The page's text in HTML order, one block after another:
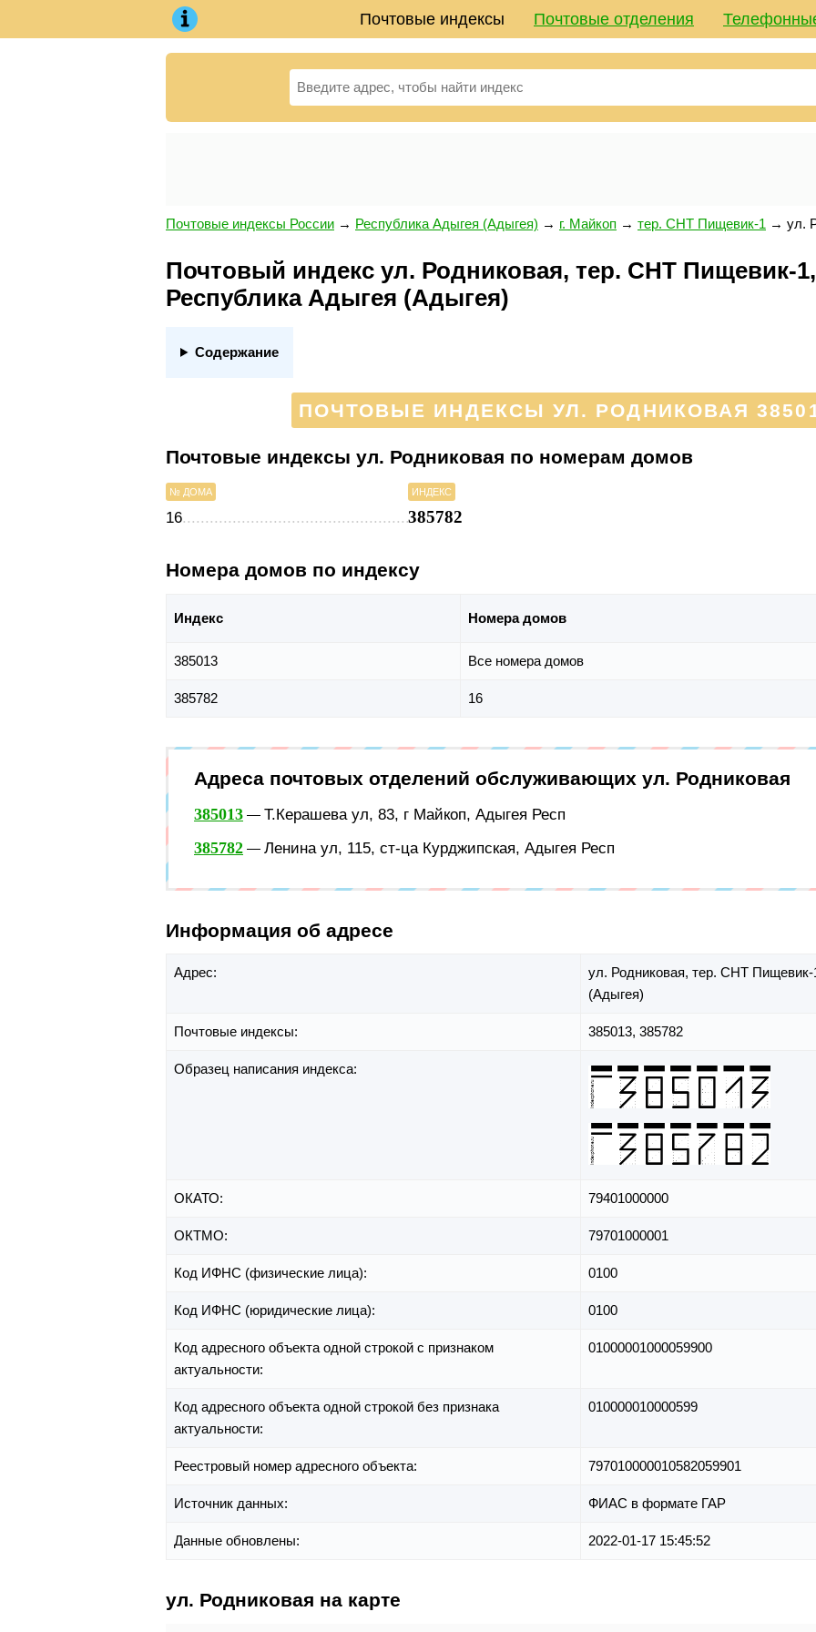
Почтовые индексы Почтовые отделения
Почтовые индексы России → Республика Адыгея (Адыгея) → г. Майкоп → тер. СНТ Пищевик-1 → ул.
Почтовый индекс ул. Родниковая, тер. СНТ Пищевик-
Республика Адыгея (Адыгея)
Содержание
ПОЧТОВЫЕ ИНДЕКСЫ УЛ. РОДНИКОВАЯ
Почтовые индексы ул. Родниковая по номерам домов
№ ДОМА ИНДЕКС
16 385782
Номера домов по индексу
Индекс Номера домов
385013 Все номера домов
385782 16
Адреса почтовых отделений обслуживающих ул. Родниковая
385013 — Т.Керашева ул, 83, г Майкоп, Адыгея Респ
385782 — Ленина ул, 115, ст-ца Курджипская, Адыгея Респ
Информация об адресе
Адрес: ул. Родниковая, тер. СНТ Пищевик-
(Адыгея)
Почтовые индексы: 385013, 385782
Образец написания индекса:
ОКАТО: 79401000000
ОКТМО: 79701000001
Код ИФНС (физические лица): 0100
Код ИФНС (юридические лица): 0100
Код адресного объекта одной строкой с признаком
актуальности:
01000001000059900
Код адресного объекта одной строкой без признака
актуальности:
010000010000599
Реестровый номер адресного объекта: 797010000010582059901
Источник данных: ФИАС в формате ГАР
Данные обновлены: 2022-01-17 15:45:52
ул. Родниковая на карте